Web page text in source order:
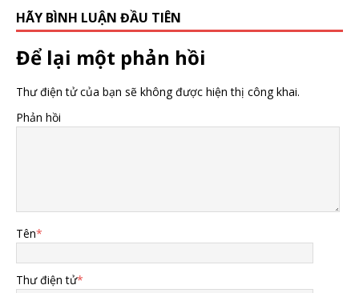
HÃY BÌNH LUẬN ĐẦU TIÊN
Để lại một phản hồi
Thư điện tử của bạn sẽ không được hiện thị công khai.
Phản hồi
Tên*
Thư điện tử*